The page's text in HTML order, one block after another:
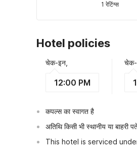
1 रेटिंग्स
Hotel policies
चेक-इन,
12:00 PM
कपल्स का स्वागत है
अतिथि किसी भी स्थानीय या
This hotel is serviced